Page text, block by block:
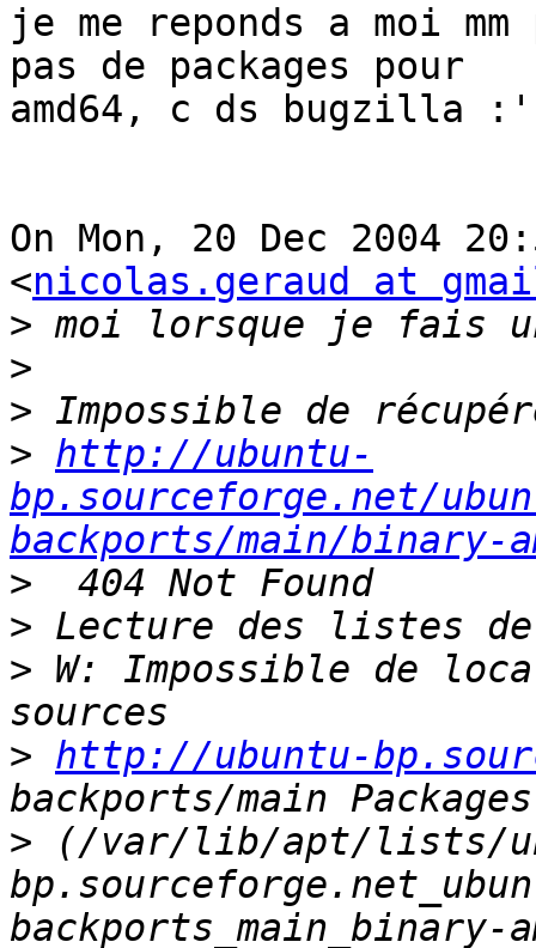
je me reponds a moi
pas de packages pour
amd64, c ds bugzilla
On Mon, 20 Dec 2004
<nicolas.geraud at
>
>
>
> http://ubuntu-
bp.sourceforge.net/
backports/main/binary-
>
>
> W: Impossible de
> http://ubuntu-
> (/var/lib/apt/lists/